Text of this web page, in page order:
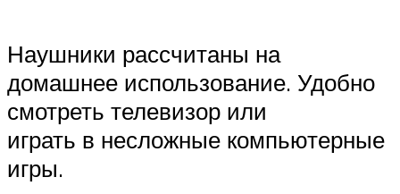
Наушники рассчитаны на
домашнее использование. Удобно
смотреть телевизор или
играть в несложные компьютерные
игры.